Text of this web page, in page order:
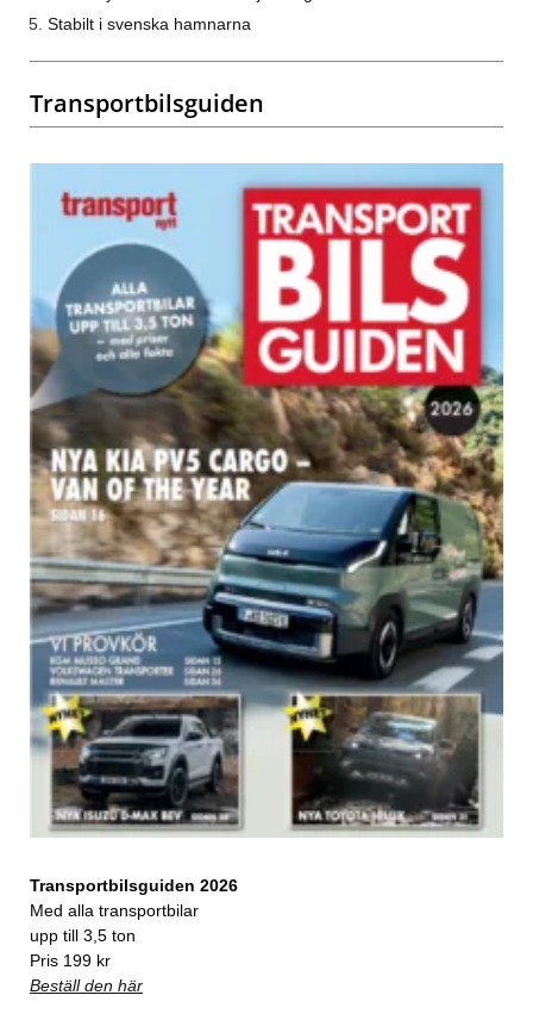
Stabilt i svenska hamnarna
Transportbilsguiden
Transportbilsguiden 2026
Med alla transportbilar
upp till 3,5 ton
Pris 199 kr
Beställ den här